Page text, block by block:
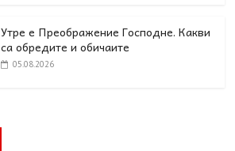
Утре е Преображение Господне. Какви
са обредите и обичаите
05.08.2026